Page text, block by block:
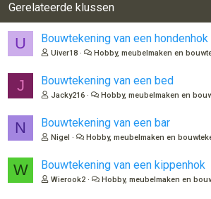
Gerelateerde klussen
U Bouwtekening van een hondenhok
Uiver18 Hobby, meubelmaken en
J Bouwtekening van een bed
Jacky216 Hobby, meubelmaken en
N Bouwtekening van een bar
Nigel Hobby, meubelmaken en
W Bouwtekening van een kippenhok
Wierook2 Hobby, meubelmaken en